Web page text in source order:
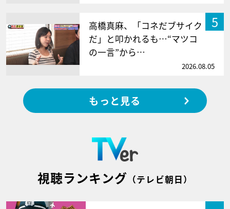
5
高橋真麻、「コネだブサイク
だ」と叩かれるも…“マツコ
の一言”から…
2026.08.05
もっと見る
視聴ランキング （テレビ朝日）